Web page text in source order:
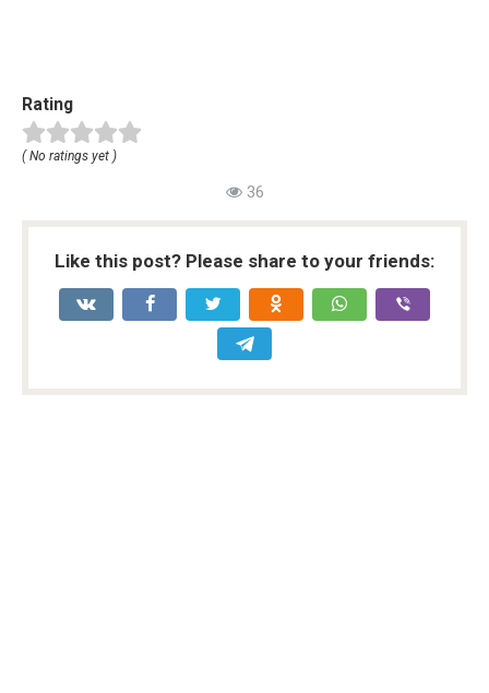
Rating
( No ratings yet )
36
Like this post? Please share to your friends: